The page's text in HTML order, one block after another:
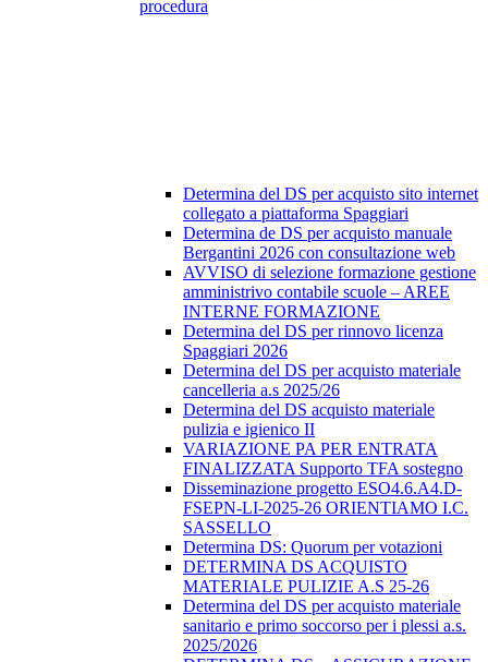
procedura
Determina del DS per acquisto sito internet
collegato a piattaforma Spaggiari
Determina de DS per acquisto manuale
Bergantini 2026 con consultazione web
AVVISO di selezione formazione gestione
amministrivo contabile scuole – AREE
INTERNE FORMAZIONE
Determina del DS per rinnovo licenza
Spaggiari 2026
Determina del DS per acquisto materiale
cancelleria a.s 2025/26
Determina del DS acquisto materiale
pulizia e igienico II
VARIAZIONE PA PER ENTRATA
FINALIZZATA Supporto TFA sostegno
Disseminazione progetto ESO4.6.A4.D-
FSEPN-LI-2025-26 ORIENTIAMO I.C.
SASSELLO
Determina DS: Quorum per votazioni
DETERMINA DS ACQUISTO
MATERIALE PULIZIE A.S 25-26
Determina del DS per acquisto materiale
sanitario e primo soccorso per i plessi a.s.
2025/2026